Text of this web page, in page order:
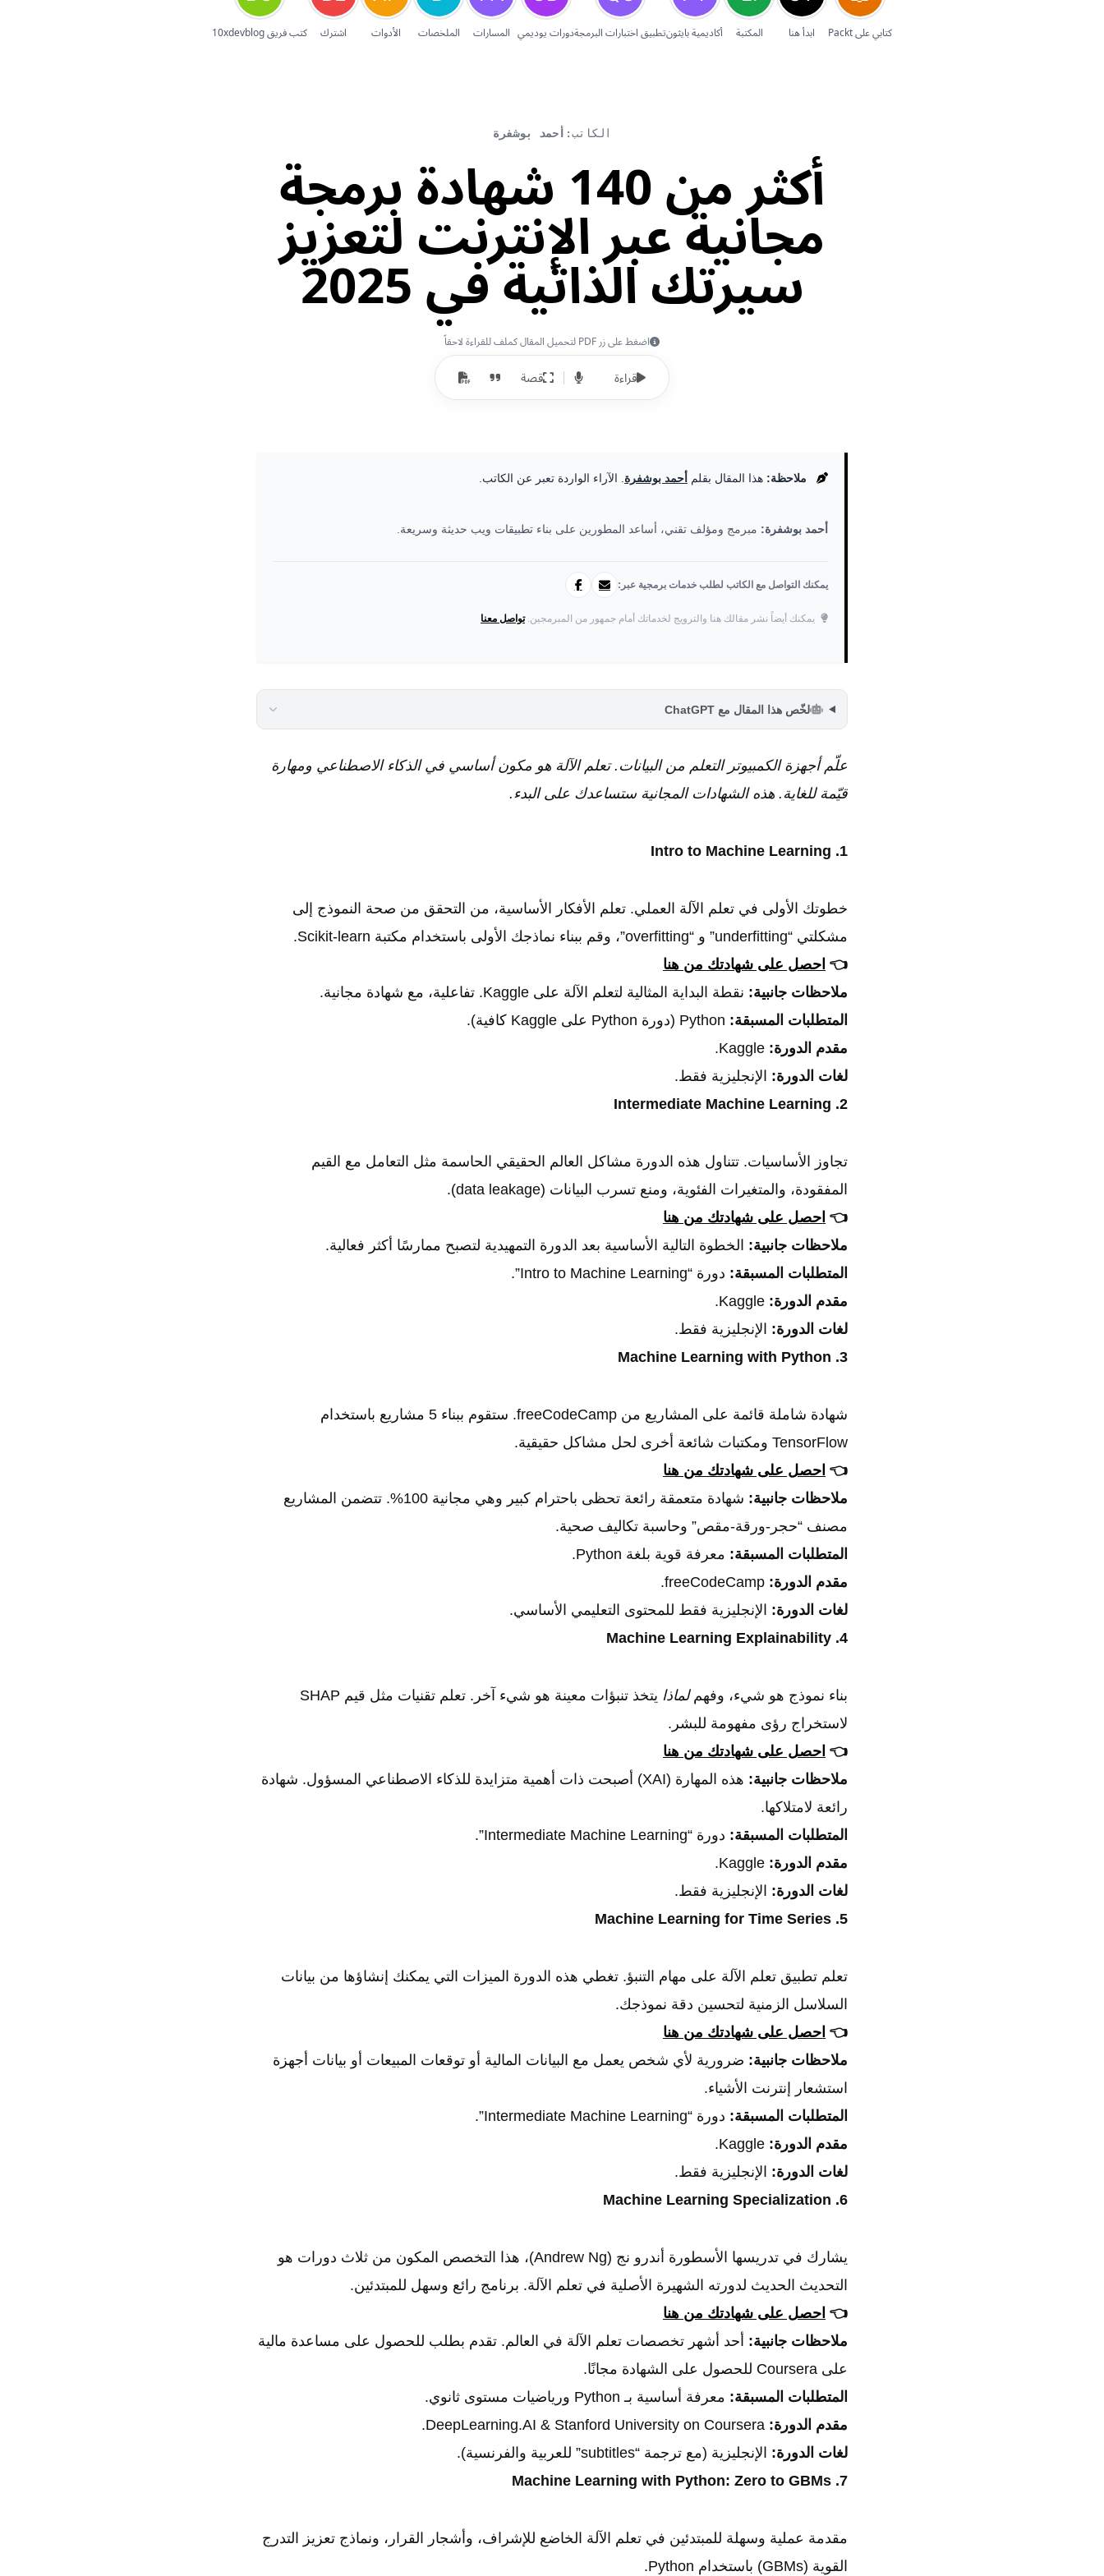
كتابي على Packt ابدأ هنا المكتبة أكاديمية بايثونتطبيق اختبارات البرمجةدورات يوديمي المسارات الملخصات الأدوات اشترك كتب فريق 10xdevblog
الكاتب: أحمد بوشفرة
أكثر من 140 شهادة برمجة
مجانية عبر الإنترنت لتعزيز
سيرتك الذاتية في 2025
اضغط على زر PDF لتحميل المقال كملف للقراءة لاحقاً
قراءة قصة
ملاحظة: هذا المقال بقلم أحمد بوشفرة . الآراء الواردة تعبر عن الكاتب.
أحمد بوشفرة: مبرمج ومؤلف تقني، أساعد المطورين على بناء تطبيقات ويب حديثة وسريعة.
يمكنك التواصل مع الكاتب لطلب خدمات برمجية عبر:
يمكنك أيضاً نشر مقالك هنا والترويج لخدماتك أمام جمهور من المبرمجين.تواصل معنا
لخّص هذا المقال مع ChatGPT
علّم أجهزة الكمبيوتر التعلم من البيانات. تعلم الآلة هو مكون أساسي في الذكاء الاصطناعي ومهارة
قيّمة للغاية. هذه الشهادات المجانية ستساعدك على البدء.
1. Intro to Machine Learning
خطوتك الأولى في تعلم الآلة العملي. تعلم الأفكار الأساسية، من التحقق من صحة النموذج إلى
مشكلتي “underfitting” و “overfitting”، وقم ببناء نماذجك الأولى باستخدام مكتبة Scikit-learn.
👈 احصل على شهادتك من هنا
ملاحظات جانبية: نقطة البداية المثالية لتعلم الآلة على Kaggle. تفاعلية، مع شهادة مجانية.
المتطلبات المسبقة:
مقدم الدورة:
لغات الدورة: الإنجليزية فقط.
2. Intermediate Machine Learning
تجاوز الأساسيات. تتناول هذه الدورة مشاكل العالم الحقيقي الحاسمة مثل التعامل مع القيم
المفقودة، والمتغيرات الفئوية، ومنع تسرب البيانات (data leakage).
👈 احصل على شهادتك من هنا
ملاحظات جانبية: الخطوة التالية الأساسية بعد الدورة التمهيدية لتصبح ممارسًا أكثر فعالية.
المتطلبات المسبقة: دورة “Intro to Machine Learning”.
مقدم الدورة:
لغات الدورة: الإنجليزية فقط.
3. Machine Learning with Python
شهادة شاملة قائمة على المشاريع من freeCodeCamp. ستقوم ببناء 5 مشاريع باستخدام
TensorFlow ومكتبات شائعة أخرى لحل مشاكل حقيقية.
👈 احصل على شهادتك من هنا
ملاحظات جانبية:
شهادة متعمقة رائعة تحظى باحترام كبير وهي مجانية 100%. تتضمن المشاريع
مصنف “حجر-ورقة-مقص” وحاسبة تكاليف صحية.
المتطلبات المسبقة: معرفة قوية بلغة Python.
مقدم الدورة:
لغات الدورة: الإنجليزية فقط للمحتوى التعليمي الأساسي.
4. Machine Learning Explainability
بناء نموذج هو شيء، وفهملماذا
يتخذ تنبؤات معينة هو شيء آخر. تعلم تقنيات مثل قيم SHAP
لاستخراج رؤى مفهومة للبشر.
👈 احصل على شهادتك من هنا
ملاحظات جانبية:
هذه المهارة (XAI) أصبحت ذات أهمية متزايدة للذكاء الاصطناعي المسؤول. شهادة
رائعة لامتلاكها.
المتطلبات المسبقة: دورة “Intermediate Machine Learning”.
مقدم الدورة:
لغات الدورة: الإنجليزية فقط.
5. Machine Learning for Time Series
تعلم تطبيق تعلم الآلة على مهام التنبؤ. تغطي هذه الدورة الميزات التي يمكنك إنشاؤها من بيانات
السلاسل الزمنية لتحسين دقة نموذجك.
👈 احصل على شهادتك من هنا
ملاحظات جانبية: ضرورية لأي شخص يعمل مع البيانات المالية أو توقعات المبيعات أو بيانات أجهزة
استشعار إنترنت الأشياء.
المتطلبات المسبقة: دورة “Intermediate Machine Learning”.
مقدم الدورة:
لغات الدورة: الإنجليزية فقط.
6. Machine Learning Specialization
يشارك في تدريسها الأسطورة أندرو نج (Andrew Ng)، هذا التخصص المكون من ثلاث دورات هو
التحديث الحديث لدورته الشهيرة الأصلية في تعلم الآلة. برنامج رائع وسهل للمبتدئين.
👈 احصل على شهادتك من هنا
ملاحظات جانبية: أحد أشهر تخصصات تعلم الآلة في العالم. تقدم بطلب للحصول على مساعدة مالية
على Coursera للحصول على الشهادة مجانًا.
المتطلبات المسبقة: معرفة أساسية بـ Python ورياضيات مستوى ثانوي.
مقدم الدورة:
لغات الدورة: الإنجليزية (مع ترجمة “subtitles” للعربية والفرنسية).
7. Machine Learning with Python: Zero to GBMs
مقدمة عملية وسهلة للمبتدئين في تعلم الآلة الخاضع للإشراف، وأشجار القرار، ونماذج تعزيز التدرج
القوية (GBMs) باستخدام Python.